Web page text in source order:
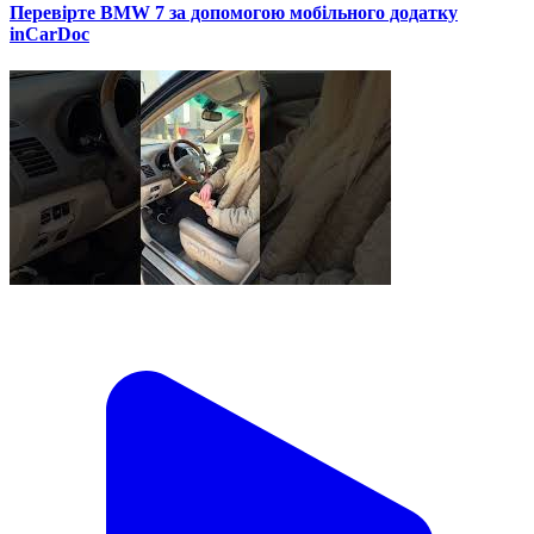
Перевірте BMW 7 за допомогою мобільного додатку
inCarDoc